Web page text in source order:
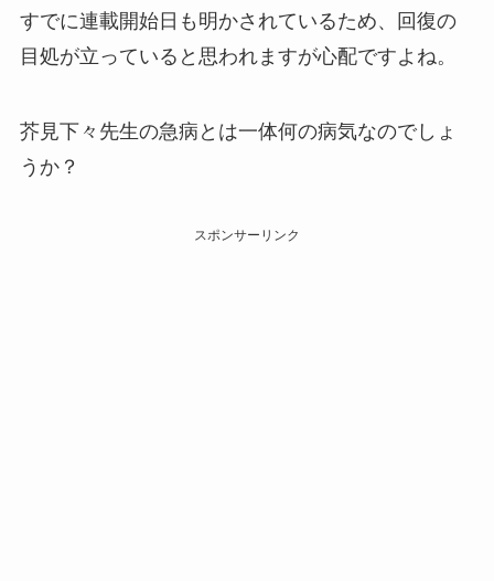
すでに連載開始日も明かされているため、回復の
目処が立っていると思われますが心配ですよね。
芥見下々先生の急病とは一体何の病気なのでしょ
うか？
スポンサーリンク